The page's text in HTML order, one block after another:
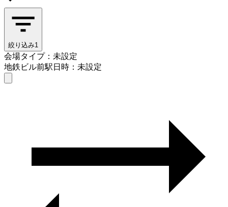
絞り込み1
会場タイプ：未設定
地鉄ビル前駅日時：未設定